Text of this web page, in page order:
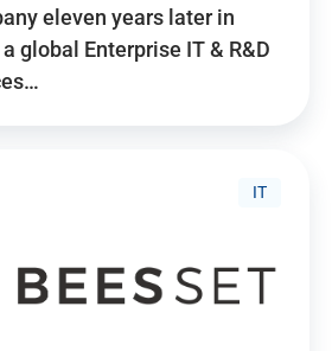
eleven years later in
global Enterprise IT & R&D
IT